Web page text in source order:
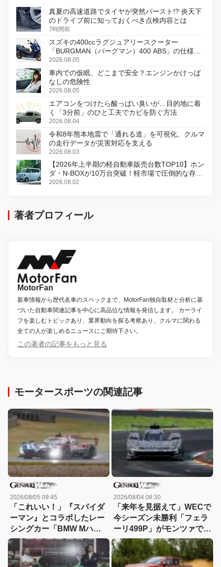
真夏の高速道路でタイヤが突然バースト!? 炎天下
のドライブ前に知っておくべき点検内容とは
7時間前
スズキの400ccラグジュアリースクーター
「BURGMAN（バーグマン）400 ABS」の仕様を
変更し、8月18日に発売
2026.08.05
車内での仮眠、どこまで安全？エンジンかけっぱ
なしの危険性
2026.08.05
エアコンをつけたら酸っぱい臭いが…目的地に着
く「3分前」のひと工夫でカビを防ぐ方法
2026.08.04
令和8年熊本地震で「通れる道」を可視化、クルマ
の走行データが災害対応を支える
2026.08.03
【2026年上半期の軽自動車販売台数TOP10】ホン
ダ・N-BOXが10万台突破！軽市場で圧倒的な存在
感
2026.08.02
著者プロフィール
MotorFan
新車情報から歴代名車のスペックまで、MotorFan独自取材と分析に基
づいた自動車関連記事を中心に高品位な情報を発信します。 カーライ
フを楽しむトピックあり、業界動向を探る考察あり、クルマに関わる
全ての人が楽しめるニュースにご期待下さい。
この著者の記事をもっと見る
モータースポーツの関連記事
2026/08/05 09:45
「これいい！」『スパイダ
ーマン』とコラボしたレー
シングカー「BMW Mハイ
ブリッドV8」が登場【動
画】
2026/08/04 08:30
「来年を見据えて」WECで
今シーズン未勝利「フェラ
ーリ499P」がモンツァで改
良型のテストを実施